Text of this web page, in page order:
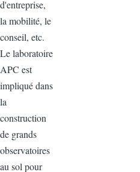
d'entreprise,
la mobilité, le
conseil, etc.
Le laboratoire
APC est
impliqué dans
la
construction
de grands
observatoires
au sol pour